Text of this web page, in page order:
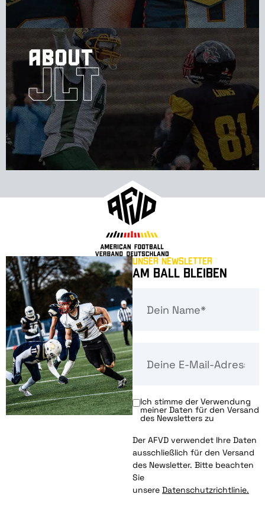
Unser Newsletter
Am Ball bleiben
Ich stimme der Verwendung
meiner Daten für den Versand
des Newsletters zu
Der AFVD verwendet Ihre Daten
ausschließlich für den Versand
des Newsletter. Bitte beachten
Sie
unsere Datenschutzrichtlinie.